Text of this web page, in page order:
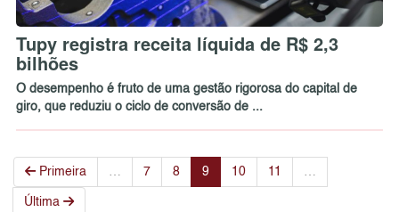
Tupy registra receita líquida de R$ 2,3
bilhões
O desempenho é fruto de uma gestão rigorosa do capital de
giro, que reduziu o ciclo de conversão de ...
Primeira 7 8 9 10 11
Última